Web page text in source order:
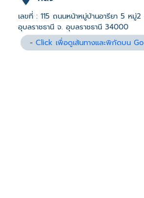
เลขที่ : 115 ถนนหน้าหมู่บ้านอารียา 5 หมู่
อุบลราชธานี จ. อุบลราชธานี 34000
-Click เพื่อดูเส้นทางและพิกัดบน